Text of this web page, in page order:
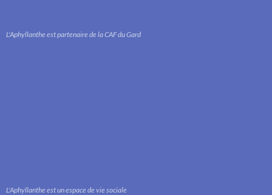
L'Aphyllanthe est partenaire de la CAF du Gard
L'Aphyllanthe est un espace de vie sociale